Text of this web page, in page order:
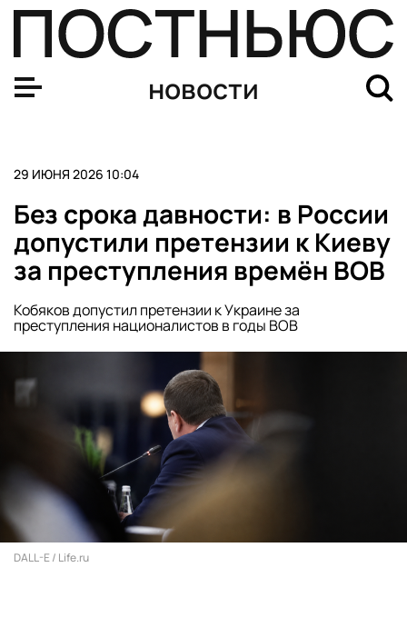
новости
29 ИЮНЯ 2026 10:04
Без срока давности: в России
допустили претензии к Киеву
за преступления времён ВОВ
Кобяков допустил претензии к Украине за
преступления националистов в годы ВОВ
DALL-E / Life.ru
Константин Малофеев предложил созвать